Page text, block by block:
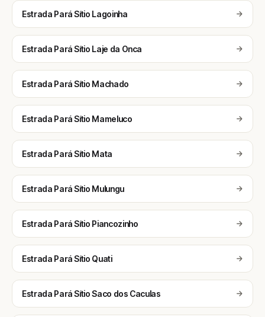
Estrada Pará Sítio Lagoinha
Estrada Pará Sítio Laje da Onca
Estrada Pará Sítio Machado
Estrada Pará Sítio Mameluco
Estrada Pará Sítio Mata
Estrada Pará Sítio Mulungu
Estrada Pará Sítio Piancozinho
Estrada Pará Sítio Quati
Estrada Pará Sítio Saco dos Caculas